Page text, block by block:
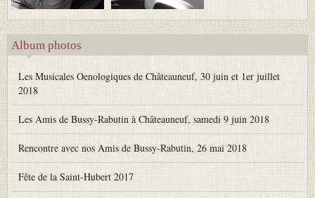
Album photos
Les Musicales Oenologiques de Châteauneuf, 30 juin et 1er juillet
2018
Les Amis de Bussy-Rabutin à Châteauneuf, samedi 9 juin 2018
Rencontre avec nos Amis de Bussy-Rabutin, 26 mai 2018
Fête de la Saint-Hubert 2017